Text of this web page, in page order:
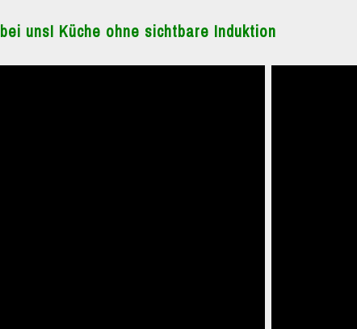
uns! Küche ohne sichtbare Induktion